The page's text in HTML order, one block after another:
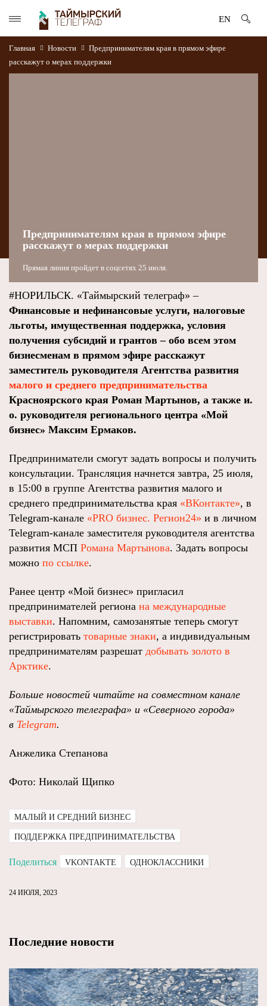
EN
Главная Новости
Предпринимателям края в прямом эфире
расскажут о мерах поддержки
Предпринимателям края в прямом эфире
расскажут о мерах поддержки
Прямая линия пройдет в соцсетях 25 июля.
#НОРИЛЬСК. «Таймырский телеграф» –
Финансовые и нефинансовые услуги, налоговые
льготы, имущественная поддержка, условия
получения субсидий и грантов – обо всем этом
бизнесменам в прямом эфире расскажут
заместитель руководителя Агентства развития
малого и среднего предпринимательства
Красноярского края Роман Мартынов, а также и.
о. руководителя регионального центра «Мой
бизнес» Максим Ермаков.
Предприниматели смогут задать вопросы и получить
консультации. Трансляция начнется завтра, 25 июля,
в 15:00 в группе Агентства развития малого и
среднего предпринимательства края «ВКонтакте», в
Telegram-канале «PRO бизнес. Регион24» и в личном
Telegram-канале заместителя руководителя агентства
развития МСП Романа Мартынова. Задать вопросы
можно по ссылке.
Ранее центр «Мой бизнес» пригласил
предпринимателей региона на международные
выставки. Напомним, самозанятые теперь смогут
регистрировать товарные знаки, а индивидуальным
предпринимателям разрешат добывать золото в
Арктике.
Больше новостей читайте на совместном канале
«Таймырского телеграфа» и «Северного города»
в Telegram.
Анжелика Степанова
Фото: Николай Щипко
МАЛЫЙ И СРЕДНИЙ БИЗНЕС
ПОДДЕРЖКА ПРЕДПРИНИМАТЕЛЬСТВА
Поделиться VKONTAKTE ОДНОКЛАССНИКИ
24 ИЮЛЯ, 2023
Последние новости